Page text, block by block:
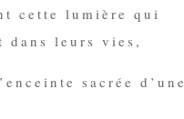
cette lumière qui
leurs vies ,
sacrée d’une